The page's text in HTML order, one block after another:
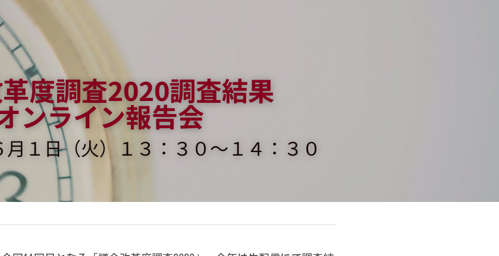
度調査2020調査結果
ンライン報告会
１日（火）１３：３０〜１４：３０